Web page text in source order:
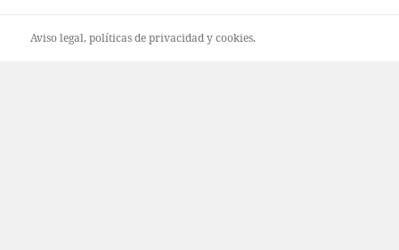
Aviso legal, políticas deprivacidadycookies.